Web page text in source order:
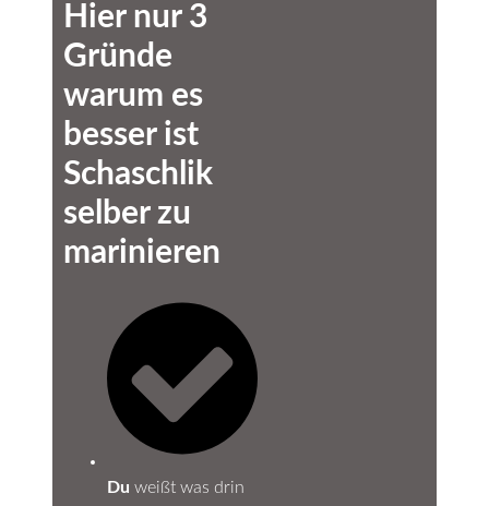
Hier nur 3
Gründe
warum es
besser ist
Schaschlik
selber zu
marinieren
Du weißt was drin